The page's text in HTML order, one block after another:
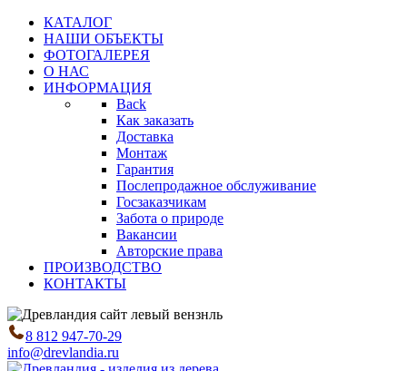
КАТАЛОГ
НАШИ ОБЪЕКТЫ
ФОТОГАЛЕРЕЯ
О НАС
ИНФОРМАЦИЯ
Back
Как заказать
Доставка
Монтаж
Гарантия
Послепродажное обслуживание
Госзаказчикам
Забота о природе
Вакансии
Авторские права
ПРОИЗВОДСТВО
КОНТАКТЫ
8 812 947-70-29
info@drevlandia.ru